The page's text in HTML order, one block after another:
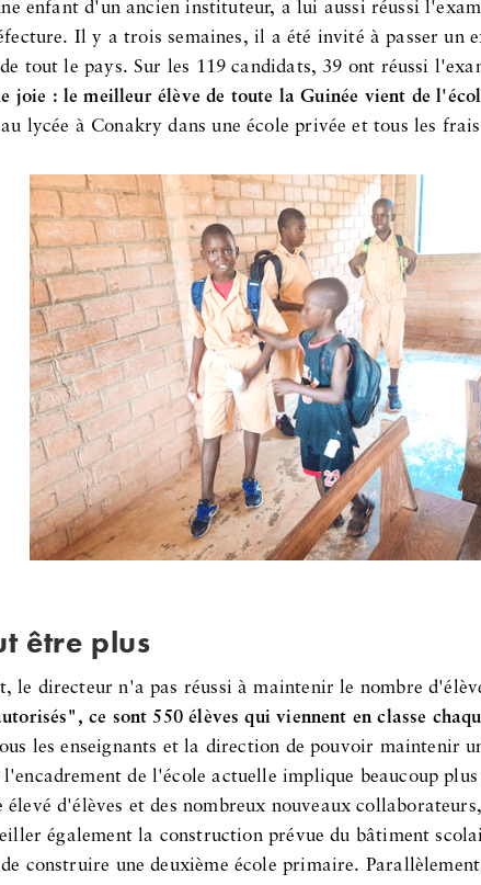
enfant d'un ancien instituteur, a lui aussi réussi
Il y a trois semaines, il a été invité à passer un
tout le pays. Sur les 119 candidats, 39 ont réussi
joie : le meilleur élève de toute la Guinée vient de
lycée à Conakry dans une école privée et tous les
être plus
le directeur n'a pas réussi à maintenir le nombre
ce sont 550 élèves qui viennent en classe
les enseignants et la direction de pouvoir maintenir
l'encadrement de l'école actuelle implique beaucoup
élevé d'élèves et des nombreux nouveaux
également la construction prévue du bâtiment
construire une deuxième école primaire.